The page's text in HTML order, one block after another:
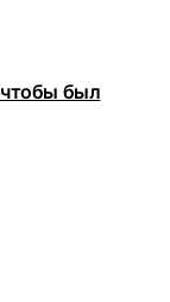
был